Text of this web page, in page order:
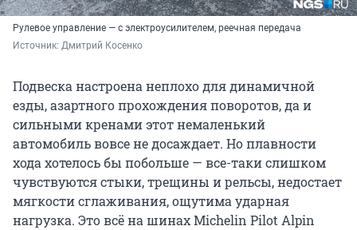
Рулевое управление — с электроусилителем, реечная передача
Источник: Дмитрий Косенко
Подвеска настроена неплохо для динамичной
езды, азартного прохождения поворотов, да и
сильными кренами этот немаленький
автомобиль вовсе не досаждает. Но плавности
хода хотелось бы побольше — все-таки слишком
чувствуются стыки, трещины и рельсы, недостает
мягкости сглаживания, ощутима ударная
нагрузка. Это всё на шинах Michelin Pilot Alpin